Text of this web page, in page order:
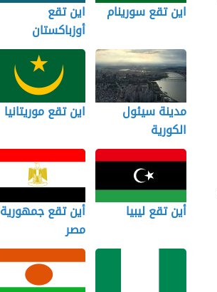
اين تقع سورينام
اين تقع
أوزباكستان
مدينة سيئول
الكورية
اين تقع موريتانيا
أين تقع ليبيا
أين تقع جمهورية
مصر